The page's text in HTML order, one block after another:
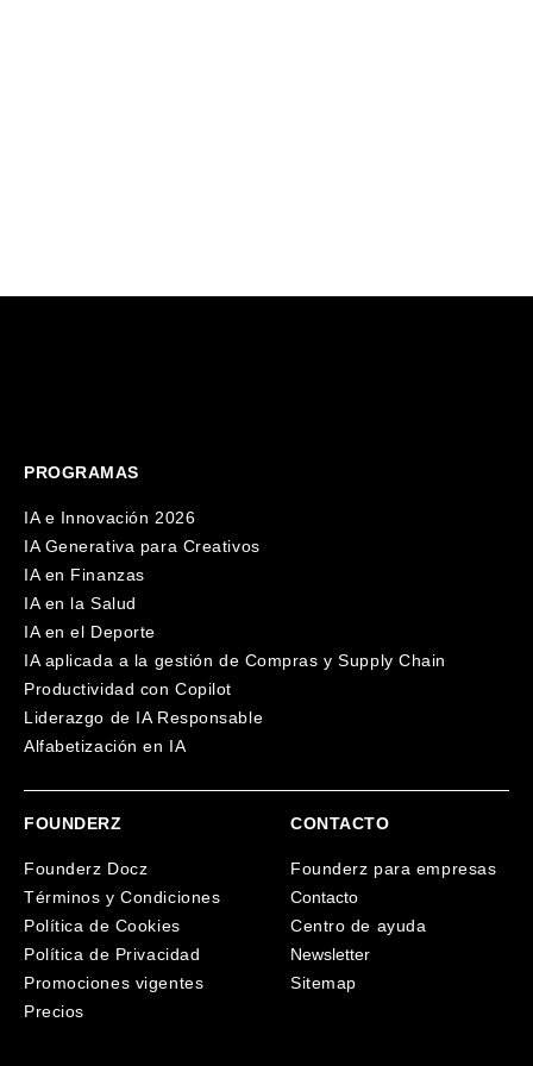
PROGRAMAS
IA e Innovación 2026
IA Generativa para Creativos
IA en Finanzas
IA en la Salud
IA en el Deporte
IA aplicada a la gestión de Compras y Supply Chain
Productividad con Copilot
Liderazgo de IA Responsable
Alfabetización en IA
FOUNDERZ
Founderz Docz
Términos y Condiciones
Política de Cookies
Política de Privacidad
Promociones vigentes
Precios
CONTACTO
Founderz para empresas
Contacto
Centro de ayuda
Newsletter
Sitemap